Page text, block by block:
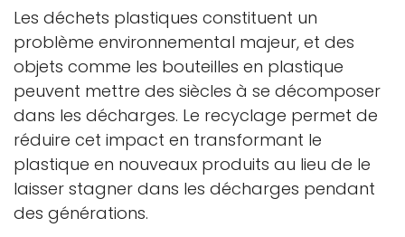
Les déchets plastiques constituent un
problème environnemental majeur, et des
objets comme les bouteilles en plastique
peuvent mettre des siècles à se décomposer
dans les décharges. Le recyclage permet de
réduire cet impact en transformant le
plastique en nouveaux produits au lieu de le
laisser stagner dans les décharges pendant
des générations.